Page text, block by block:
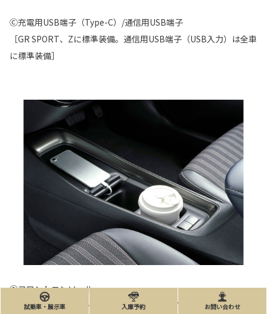
Ⓒ充電用USB端子（Type-C）/通信用USB端子
［GR SPORT、Zに標準装備。通信用USB端子（USB入力）は全車
に標準装備］
Ⓓフロントコンソール
（スライド式スマホトレイ/カップホルダー2個付）
試乗車・展示車 入庫予約 お問い合わせ